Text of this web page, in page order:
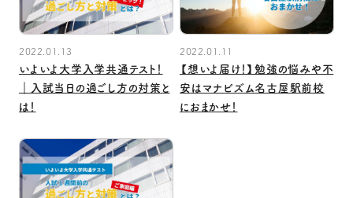
2022.01.13
いよいよ大学入学共通テスト！
｜入試当日の過ごし方の対策と
は！
2022.01.11
【想いよ届け！】勉強の悩みや不
安はマナビズム名古屋駅前校
におまかせ！